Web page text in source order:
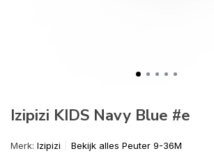
Izipizi KIDS Navy Blue #e
Merk: Izipizi Bekijk alles Peuter 9-36M